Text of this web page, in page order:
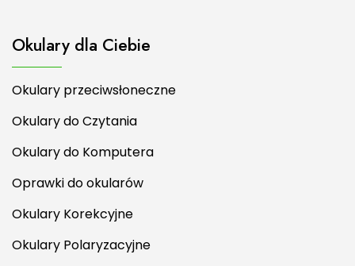
Okulary dla Ciebie
Okulary przeciwsłoneczne
Okulary do Czytania
Okulary do Komputera
Oprawki do okularów
Okulary Korekcyjne
Okulary Polaryzacyjne